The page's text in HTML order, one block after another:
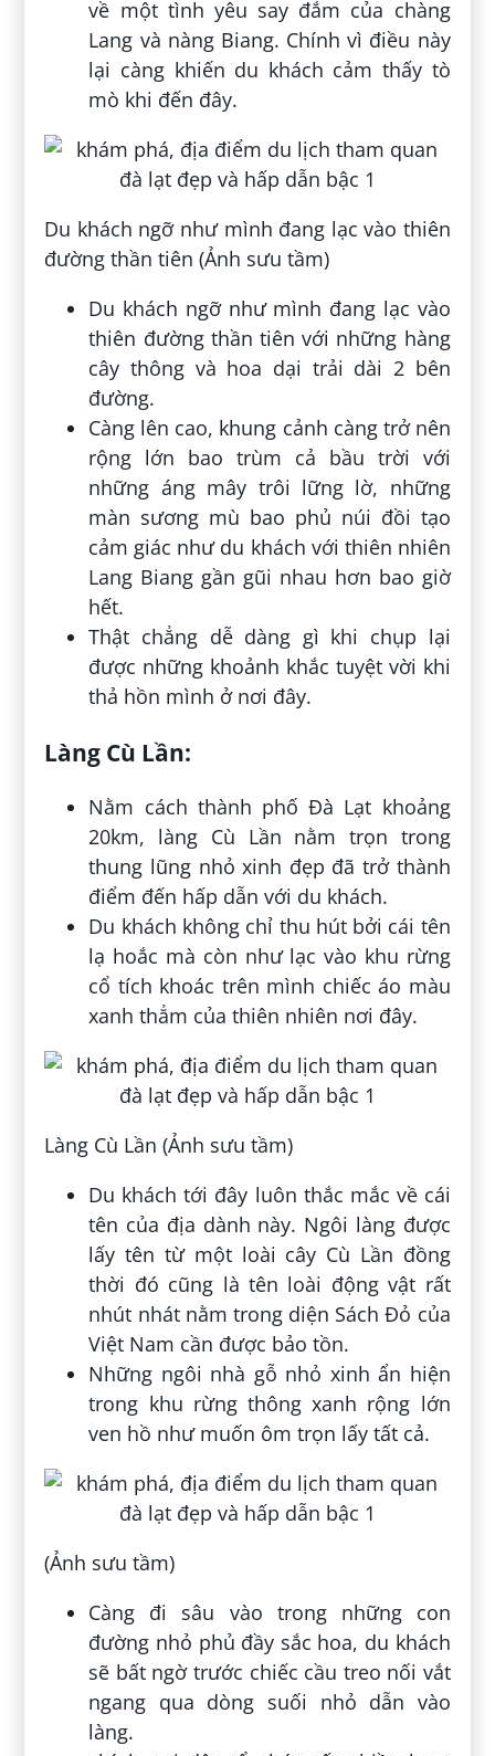
về một tình yêu say đắm của chàng
Lang và nàng Biang. Chính vì điều này
lại càng khiến du khách cảm thấy tò
mò khi đến đây.
Du khách ngỡ như mình đang lạc vào thiên
đường thần tiên (Ảnh sưu tầm)
Du khách ngỡ như mình đang lạc vào
thiên đường thần tiên với những hàng
cây thông và hoa dại trải dài 2 bên
đường.
Càng lên cao, khung cảnh càng trở nên
rộng lớn bao trùm cả bầu trời với
những áng mây trôi lững lờ, những
màn sương mù bao phủ núi đồi tạo
cảm giác như du khách với thiên nhiên
Lang Biang gần gũi nhau hơn bao giờ
hết.
Thật chẳng dễ dàng gì khi chụp lại
được những khoảnh khắc tuyệt vời khi
thả hồn mình ở nơi đây.
Làng Cù Lần:
Nằm cách thành phố Đà Lạt khoảng
20km, làng Cù Lần nằm trọn trong
thung lũng nhỏ xinh đẹp đã trở thành
điểm đến hấp dẫn với du khách.
Du khách không chỉ thu hút bởi cái tên
lạ hoắc mà còn như lạc vào khu rừng
cổ tích khoác trên mình chiếc áo màu
xanh thẳm của thiên nhiên nơi đây.
Làng Cù Lần (Ảnh sưu tầm)
Du khách tới đây luôn thắc mắc về cái
tên của địa dành này. Ngôi làng được
lấy tên từ một loài cây Cù Lần đồng
thời đó cũng là tên loài động vật rất
nhút nhát nằm trong diện Sách Đỏ của
Việt Nam cần được bảo tồn.
Những ngôi nhà gỗ nhỏ xinh ẩn hiện
trong khu rừng thông xanh rộng lớn
ven hồ như muốn ôm trọn lấy tất cả.
(Ảnh sưu tầm)
Càng đi sâu vào trong những con
đường nhỏ phủ đầy sắc hoa, du khách
sẽ bất ngờ trước chiếc cầu treo nối vắt
ngang qua dòng suối nhỏ dẫn vào
làng.